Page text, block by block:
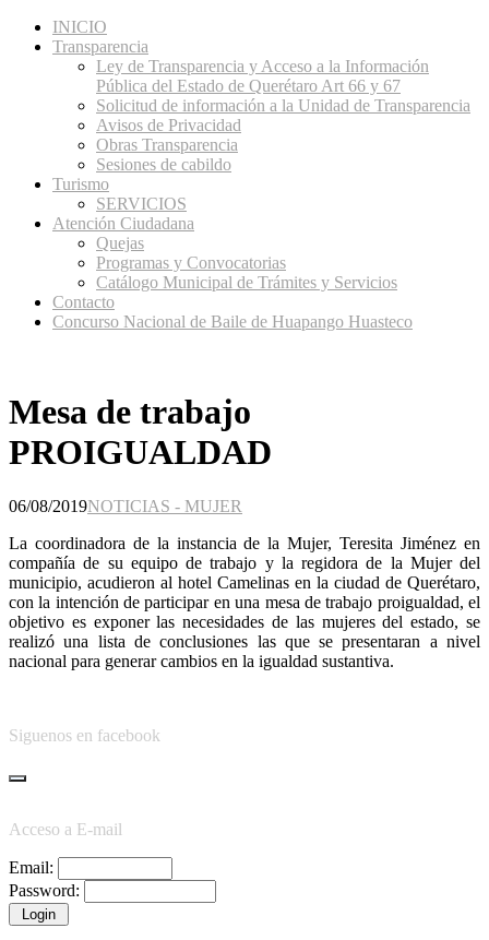
INICIO
Transparencia
Ley de Transparencia y Acceso a la Información
Pública del Estado de Querétaro Art 66 y 67
Solicitud de información a la Unidad de Transparencia
Avisos de Privacidad
Obras Transparencia
Sesiones de cabildo
Turismo
SERVICIOS
Atención Ciudadana
Quejas
Programas y Convocatorias
Catálogo Municipal de Trámites y Servicios
Contacto
Concurso Nacional de Baile de Huapango Huasteco
Mesa de trabajo
PROIGUALDAD
06/08/2019NOTICIAS - MUJER
La coordinadora de la instancia de la Mujer, Teresita Jiménez en
compañía de su equipo de trabajo y la regidora de la Mujer del
municipio, acudieron al hotel Camelinas en la ciudad de Querétaro,
con la intención de participar en una mesa de trabajo proigualdad, el
objetivo es exponer las necesidades de las mujeres del estado, se
realizó una lista de conclusiones las que se presentaran a nivel
nacional para generar cambios en la igualdad sustantiva.
Siguenos en facebook
Acceso a E-mail
Email:
Password: